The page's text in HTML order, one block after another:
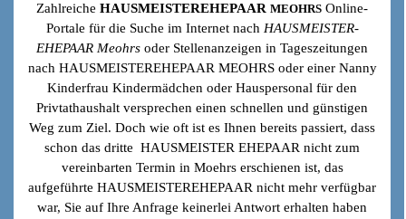
ZahlreicheHAUSMEISTEREHEPAARMEOHRS Online-
Portale für die Suche im Internet nach HAUSMEISTER-
EHEPAAR Meohrs oder Stellenanzeigen in Tageszeitungen
nach HAUSMEISTEREHEPAAR MEOHRS oder einer Nanny
Kinderfrau Kindermädchen oder Hauspersonal für den
Privtathaushalt versprechen einen schnellen und günstigen
Weg zum Ziel. Doch wie oft ist es Ihnen bereits passiert, dass
schon das dritte HAUSMEISTER EHEPAAR nicht zum
vereinbarten Termin in Moehrs erschienen ist, das
aufgeführte HAUSMEISTEREHEPAAR nicht mehr verfügbar
war, Sie auf Ihre Anfrage keinerlei Antwort erhalten haben